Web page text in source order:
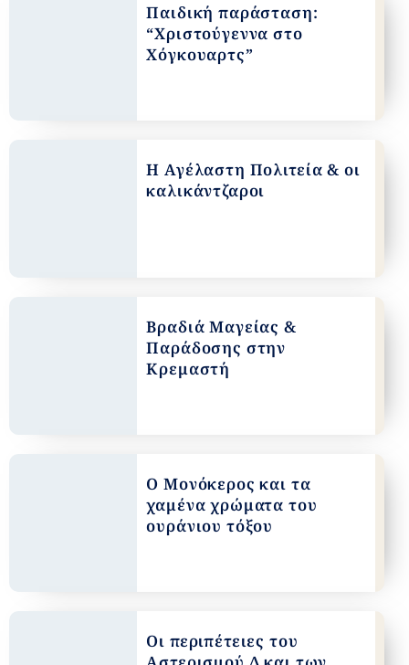
Παιδική παράσταση:
“Χριστούγεννα στο
Χόγκουαρτς”
Η Αγέλαστη Πολιτεία & οι
καλικάντζαροι
Βραδιά Μαγείας &
Παράδοσης στην
Κρεμαστή
Ο Μονόκερος και τα
χαμένα χρώματα του
ουράνιου τόξου
Οι περιπέτειες του